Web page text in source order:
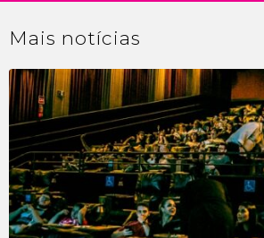
Mais notícias